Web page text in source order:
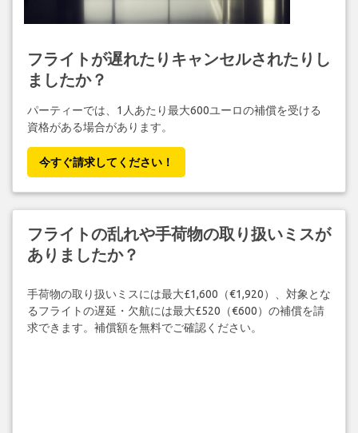
フライトが遅れたりキャンセルされたりし
ましたか？
パーティーでは、1人あたり最大600ユーロの補償を受ける
資格がある場合があります。
今すぐ請求してください！
フライトの乱れや手荷物の取り扱いミスが
ありましたか？
手荷物の取り扱いミスには最大£1,600（€1,920）、対象とな
るフライトの遅延・欠航には最大£520（€600）の補償を請
求できます。補償額を無料でご確認ください。